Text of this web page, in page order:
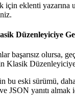
için eklenti yazarına
Düzenleyiciye
başarısız olursa,
Klasik
bu eski sürümü,
JSON yanıtı